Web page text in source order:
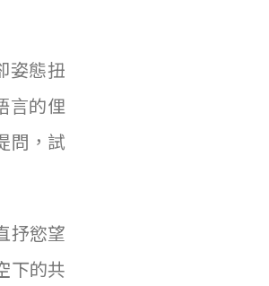
姿態扭
言的俚
問，試
抒慾望
下的共